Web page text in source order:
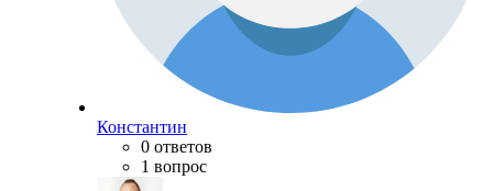
Константин
0 ответов
1 вопрос